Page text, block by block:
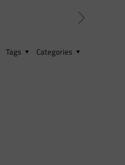
Categories
Tags